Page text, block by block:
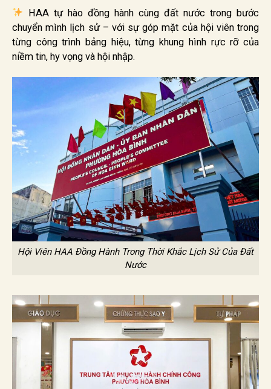
HAA tự hào đồng hành cùng đất nước trong bước
chuyển mình lịch sử – với sự góp mặt của hội viên trong
từng công trình bảng hiệu, từng khung hình rực rỡ của
niềm tin, hy vọng và hội nhập.
Hội Viên HAA Đồng Hành Trong Thời Khắc Lịch Sử Của Đất
Nước